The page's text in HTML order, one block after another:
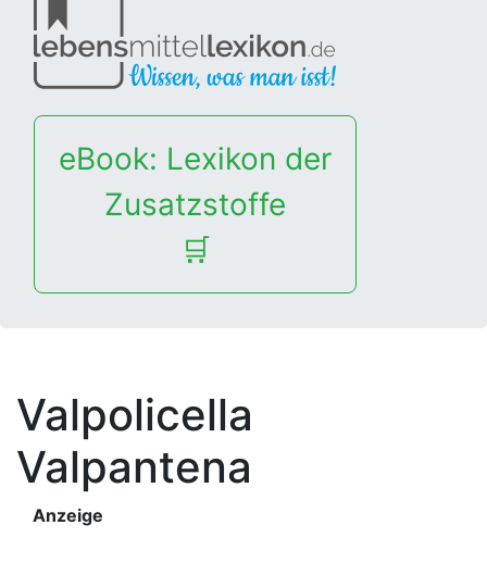
eBook: Lexikon der
Zusatzstoffe
🛒
Valpolicella
Valpantena
Anzeige